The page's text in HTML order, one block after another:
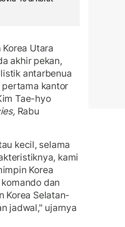
Utara
akhir pekan,
antarbenua
pertama kantor
Tae-hyo
Rabu
kecil, selama
kami
Korea
dan
Korea Selatan-
jadwal," ujarnya